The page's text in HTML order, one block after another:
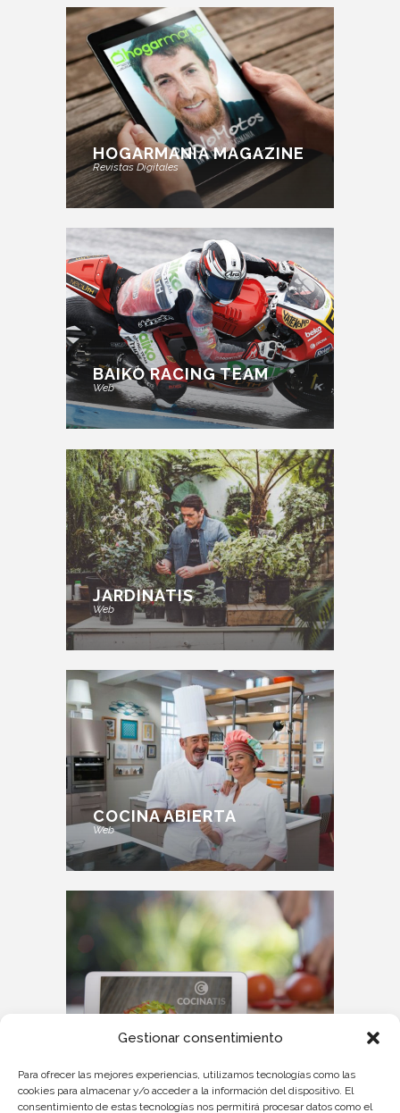
Gestionar consentimiento
Para ofrecer las mejores experiencias, utilizamos tecnologías como las
cookies para almacenar y/o acceder a la información del dispositivo. El
consentimiento de estas tecnologías nos permitirá procesar datos como el
HOGARMANIA MAGAZINE
Revistas Digitales
BAIKO RACING TEAM
Web
JARDINATIS
Web
COCINA ABIERTA
Web
COCINATIS